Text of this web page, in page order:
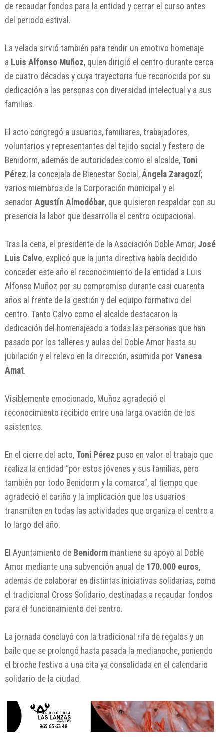
de recaudar fondos para la entidad y cerrar el curso antes
del periodo estival.
La velada sirvió también para rendir un emotivo homenaje
a Luis Alfonso Muñoz, quien dirigió el centro durante cerca
de cuatro décadas y cuya trayectoria fue reconocida por su
dedicación a las personas con diversidad intelectual y a sus
familias.
El acto congregó a usuarios, familiares, trabajadores,
voluntarios y representantes del tejido social y festero de
Benidorm, además de autoridades como el alcalde, Toni
Pérez; la concejala de Bienestar Social, Ángela Zaragozí;
varios miembros de la Corporación municipal y el
senador Agustín Almodóbar, que quisieron respaldar con su
presencia la labor que desarrolla el centro ocupacional.
Tras la cena, el presidente de la Asociación Doble Amor, José
Luis Calvo, explicó que la junta directiva había decidido
conceder este año el reconocimiento de la entidad a Luis
Alfonso Muñoz por su compromiso durante casi cuarenta
años al frente de la gestión y del equipo formativo del
centro. Tanto Calvo como el alcalde destacaron la
dedicación del homenajeado a todas las personas que han
pasado por los talleres y aulas del Doble Amor hasta su
jubilación y el relevo en la dirección, asumida por Vanesa
Amat.
Visiblemente emocionado, Muñoz agradeció el
reconocimiento recibido entre una larga ovación de los
asistentes.
En el cierre del acto, Toni Pérez puso en valor el trabajo que
realiza la entidad “por estos jóvenes y sus familias, pero
también por todo Benidorm y la comarca”, al tiempo que
agradeció el cariño y la implicación que los usuarios
transmiten en todas las actividades que organiza el centro a
lo largo del año.
El Ayuntamiento de Benidorm mantiene su apoyo al Doble
Amor mediante una subvención anual de 170.000 euros,
además de colaborar en distintas iniciativas solidarias, como
el tradicional Cross Solidario, destinadas a recaudar fondos
para el funcionamiento del centro.
La jornada concluyó con la tradicional rifa de regalos y un
baile que se prolongó hasta pasada la medianoche, poniendo
el broche festivo a una cita ya consolidada en el calendario
solidario de la ciudad.